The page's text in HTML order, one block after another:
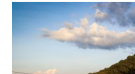
Una
nueva
audiencia
con
motivo